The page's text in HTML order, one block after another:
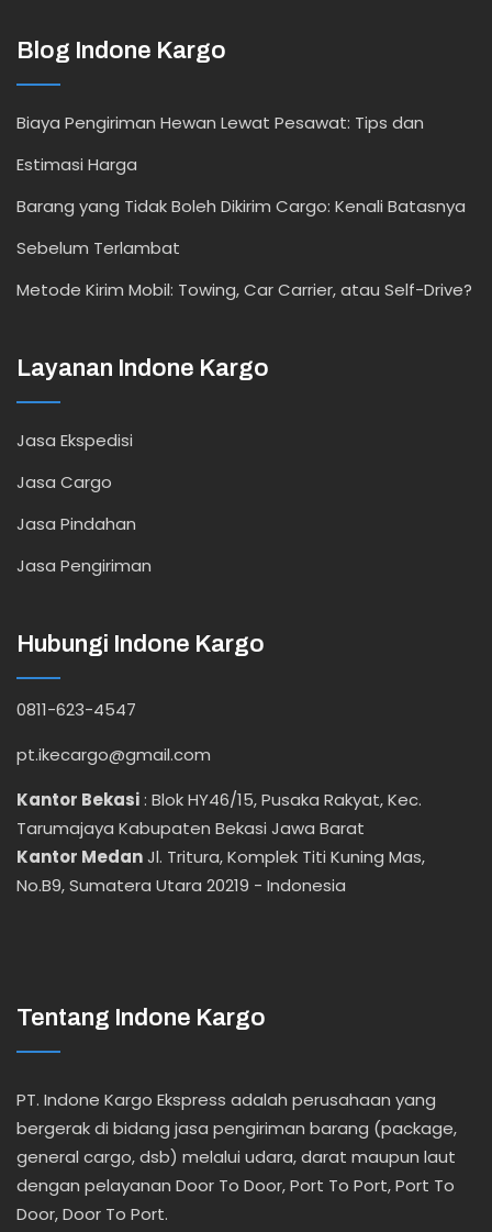
Blog Indone Kargo
Biaya Pengiriman Hewan Lewat Pesawat: Tips dan
Estimasi Harga
Barang yang Tidak Boleh Dikirim Cargo: Kenali Batasnya
Sebelum Terlambat
Metode Kirim Mobil: Towing, Car Carrier, atau Self-Drive?
Layanan Indone Kargo
Jasa Ekspedisi
Jasa Cargo
Jasa Pindahan
Jasa Pengiriman
Hubungi Indone Kargo
0811-623-4547
pt.ikecargo@gmail.com
Kantor Bekasi: Blok HY46/15, Pusaka Rakyat, Kec.
Tarumajaya Kabupaten Bekasi Jawa Barat
Kantor MedanJl. Tritura, Komplek Titi Kuning Mas,
No.B9, Sumatera Utara 20219 - Indonesia
Tentang Indone Kargo
PT. Indone Kargo Ekspress adalah perusahaan yang
bergerak di bidang jasa pengiriman barang (package,
general cargo, dsb) melalui udara, darat maupun laut
dengan pelayanan Door To Door, Port To Port, Port To
Door, Door To Port.